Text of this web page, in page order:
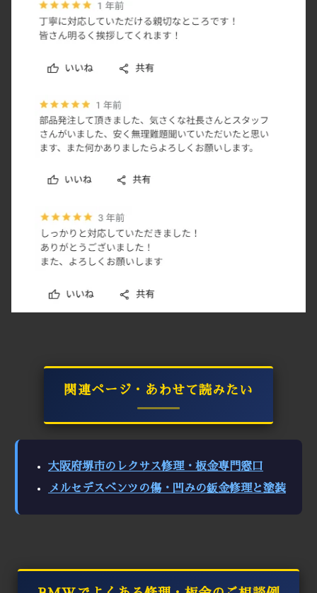
関連ページ・あわせて読みたい
大阪府堺市のレクサス修理・板金専門窓口
メルセデスベンツの傷・凹みの鈑金修理と塗装